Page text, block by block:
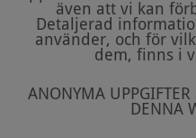
även att vi kan
Detaljerad
använder, och för
dem, finns i
ANONYMA
DENNA